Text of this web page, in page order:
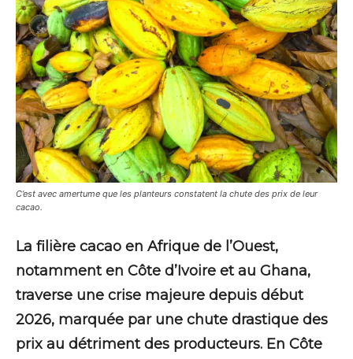
C’est avec amertume que les planteurs constatent la chute des prix de leur
cacao.
La filière cacao en Afrique de l’Ouest,
notamment en Côte d’Ivoire et au Ghana,
traverse une crise majeure depuis début
2026, marquée par une chute drastique des
prix au détriment des producteurs. En Côte